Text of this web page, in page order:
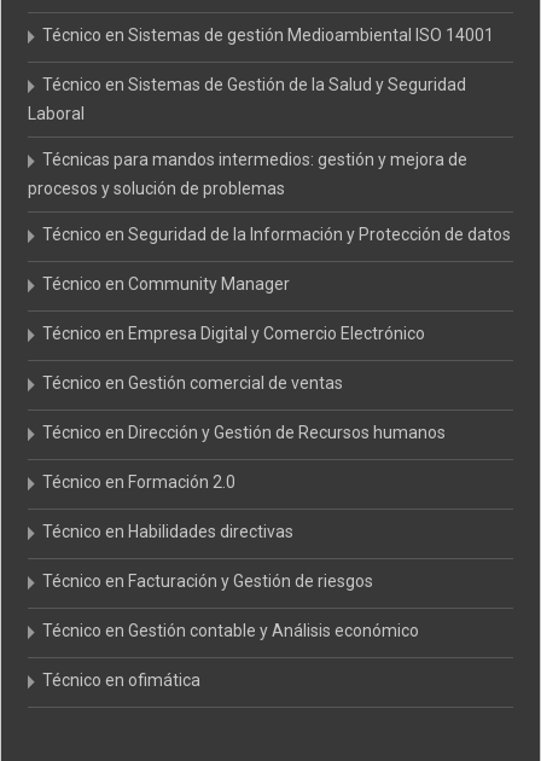
Técnico en Sistemas de gestión Medioambiental ISO 14001
Técnico en Sistemas de Gestión de la Salud y Seguridad
Laboral
Técnicas para mandos intermedios: gestión y mejora de
procesos y solución de problemas
Técnico en Seguridad de la Información y Protección de datos
Técnico en Community Manager
Técnico en Empresa Digital y Comercio Electrónico
Técnico en Gestión comercial de ventas
Técnico en Dirección y Gestión de Recursos humanos
Técnico en Formación 2.0
Técnico en Habilidades directivas
Técnico en Facturación y Gestión de riesgos
Técnico en Gestión contable y Análisis económico
Técnico en ofimática